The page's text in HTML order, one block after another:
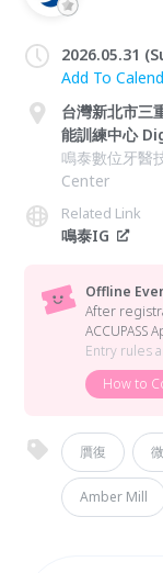
2026.05.31
Add To
台灣新北市三
能訓練中心
鳴泰數位牙醫
Center
Related Link
鳴泰IG
Offline
After
ACCUPASS
Entry rules
How to
贋復
Amber Mill